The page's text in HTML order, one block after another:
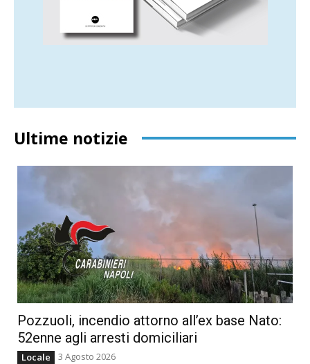
Ultime notizie
Pozzuoli, incendio attorno all’ex base Nato:
52enne agli arresti domiciliari
Locale 3 Agosto 2026